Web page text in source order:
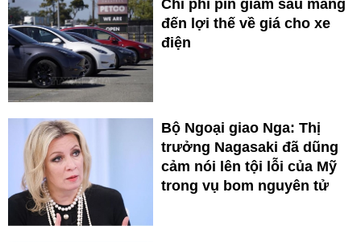
Chi phí pin giảm sâu mang
đến lợi thế về giá cho xe
điện
Bộ Ngoại giao Nga: Thị
trưởng Nagasaki đã dũng
cảm nói lên tội lỗi của Mỹ
trong vụ bom nguyên tử